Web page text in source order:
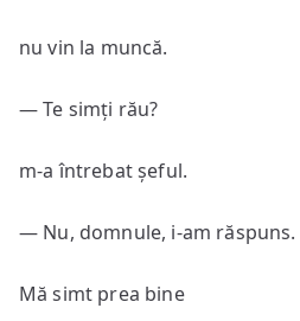
nu vin la muncă.
― Te simți rău?
m-a întrebat șeful.
― Nu, domnule, i-am răspuns.
Mă simt prea bine